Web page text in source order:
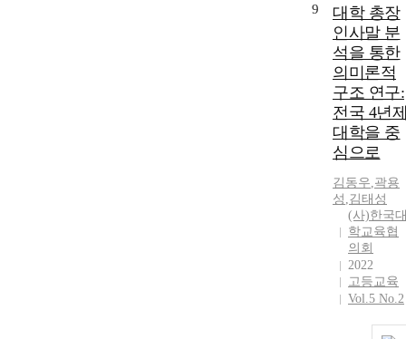
9
대학 총장
인사말 분
석을 통한
의미론적
구조 연구:
전국 4년
대학을 중
심으로
김동우,곽용
성 ,김태성
(사)한국
학교육협
의회
2022
고등교육
Vol.5 No.2